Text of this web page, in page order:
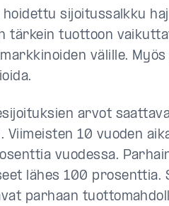
hoidettu sijoitussalkku
tärkein tuottoon
välille. Myös
arvot
Viimeisten 10 vuoden
vuodessa.
lähes 100 prosenttia.
parhaan